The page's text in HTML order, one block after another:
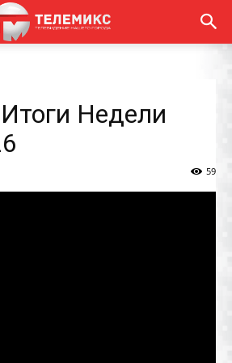
Недели
59